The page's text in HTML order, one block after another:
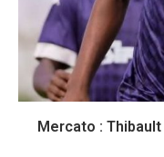
Mercato :